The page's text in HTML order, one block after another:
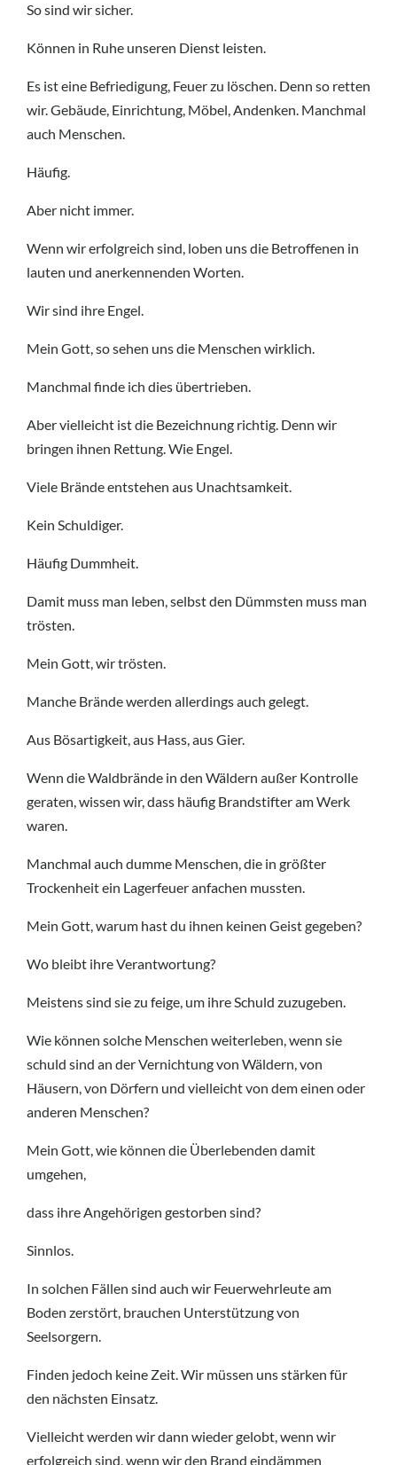
So sind wir sicher.
Können in Ruhe unseren Dienst leisten.
Es ist eine Befriedigung, Feuer zu löschen. Denn so retten
wir. Gebäude, Einrichtung, Möbel, Andenken. Manchmal
auch Menschen.
Häufig.
Aber nicht immer.
Wenn wir erfolgreich sind, loben uns die Betroffenen in
lauten und anerkennenden Worten.
Wir sind ihre Engel.
Mein Gott, so sehen uns die Menschen wirklich.
Manchmal finde ich dies übertrieben.
Aber vielleicht ist die Bezeichnung richtig. Denn wir
bringen ihnen Rettung. Wie Engel.
Viele Brände entstehen aus Unachtsamkeit.
Kein Schuldiger.
Häufig Dummheit.
Damit muss man leben, selbst den Dümmsten muss man
trösten.
Mein Gott, wir trösten.
Manche Brände werden allerdings auch gelegt.
Aus Bösartigkeit, aus Hass, aus Gier.
Wenn die Waldbrände in den Wäldern außer Kontrolle
geraten, wissen wir, dass häufig Brandstifter am Werk
waren.
Manchmal auch dumme Menschen, die in größter
Trockenheit ein Lagerfeuer anfachen mussten.
Mein Gott, warum hast du ihnen keinen Geist gegeben?
Wo bleibt ihre Verantwortung?
Meistens sind sie zu feige, um ihre Schuld zuzugeben.
Wie können solche Menschen weiterleben, wenn sie
schuld sind an der Vernichtung von Wäldern, von
Häusern, von Dörfern und vielleicht von dem einen oder
anderen Menschen?
Mein Gott, wie können die Überlebenden damit
umgehen,
dass ihre Angehörigen gestorben sind?
Sinnlos.
In solchen Fällen sind auch wir Feuerwehrleute am
Boden zerstört, brauchen Unterstützung von
Seelsorgern.
Finden jedoch keine Zeit. Wir müssen uns stärken für
den nächsten Einsatz.
Vielleicht werden wir dann wieder gelobt, wenn wir
erfolgreich sind, wenn wir den Brand eindämmen